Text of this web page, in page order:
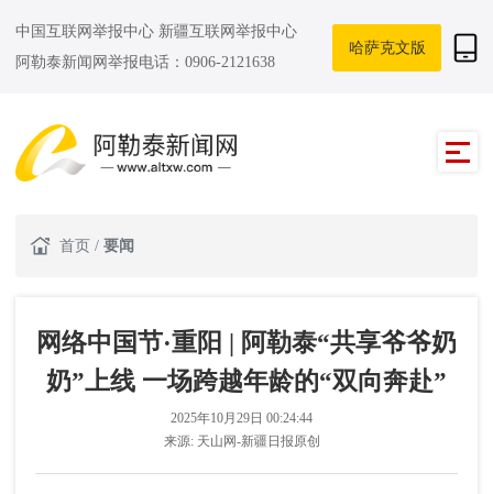
中国互联网举报中心 新疆互联网举报中心
阿勒泰新闻网举报电话：0906-2121638
哈萨克文版
首页 / 要闻
网络中国节·重阳 | 阿勒泰“共享爷爷奶
奶”上线 一场跨越年龄的“双向奔赴”
2025年10月29日 00:24:44
来源: 天山网-新疆日报原创